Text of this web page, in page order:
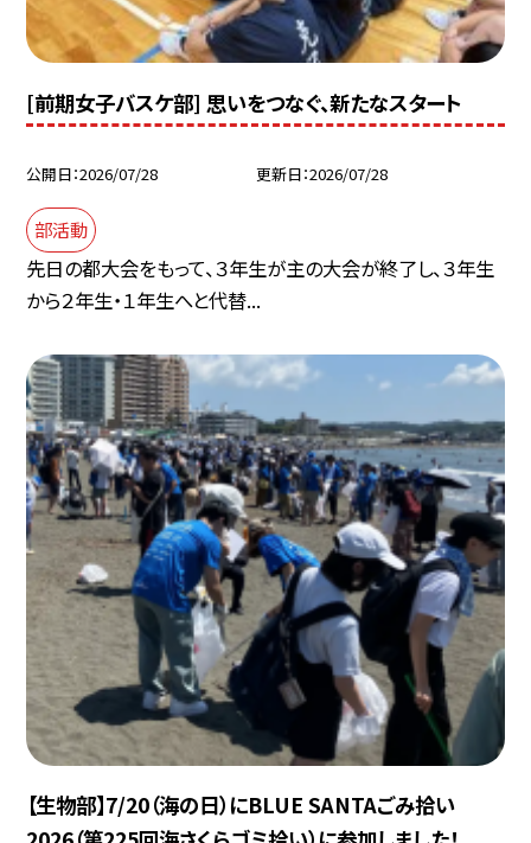
[前期女子バスケ部] 思いをつなぐ、新たなスタート
公開日 2026/07/28 更新日 2026/07/28
部活動
先日の都大会をもって、３年生が主の大会が終了し、３年生
から２年生・１年生へと代替...
【生物部】7/20（海の日）にBLUE SANTAごみ拾い